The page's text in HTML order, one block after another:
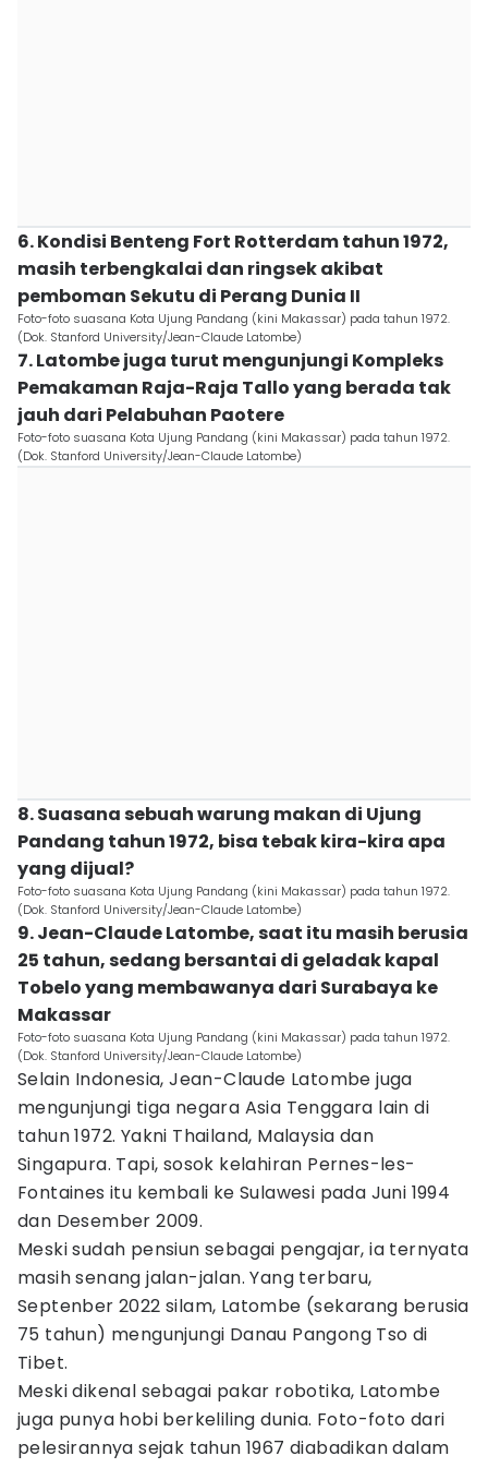
6. Kondisi Benteng Fort Rotterdam tahun 1972,
masih terbengkalai dan ringsek akibat
pemboman Sekutu di Perang Dunia II
Foto-foto suasana Kota Ujung Pandang (kini Makassar) pada tahun 1972.
(Dok. Stanford University/Jean-Claude Latombe)
7. Latombe juga turut mengunjungi Kompleks
Pemakaman Raja-Raja Tallo yang berada tak
jauh dari Pelabuhan Paotere
Foto-foto suasana Kota Ujung Pandang (kini Makassar) pada tahun 1972.
(Dok. Stanford University/Jean-Claude Latombe)
8. Suasana sebuah warung makan di Ujung
Pandang tahun 1972, bisa tebak kira-kira apa
yang dijual?
Foto-foto suasana Kota Ujung Pandang (kini Makassar) pada tahun 1972.
(Dok. Stanford University/Jean-Claude Latombe)
9. Jean-Claude Latombe, saat itu masih berusia
25 tahun, sedang bersantai di geladak kapal
Tobelo yang membawanya dari Surabaya ke
Makassar
Foto-foto suasana Kota Ujung Pandang (kini Makassar) pada tahun 1972.
(Dok. Stanford University/Jean-Claude Latombe)
Selain Indonesia, Jean-Claude Latombe juga
mengunjungi tiga negara Asia Tenggara lain di
tahun 1972. Yakni Thailand, Malaysia dan
Singapura. Tapi, sosok kelahiran Pernes-les-
Fontaines itu kembali ke Sulawesi pada Juni 1994
dan Desember 2009.
Meski sudah pensiun sebagai pengajar, ia ternyata
masih senang jalan-jalan. Yang terbaru,
Septenber 2022 silam, Latombe (sekarang berusia
75 tahun) mengunjungi Danau Pangong Tso di
Tibet.
Meski dikenal sebagai pakar robotika, Latombe
juga punya hobi berkeliling dunia. Foto-foto dari
pelesirannya sejak tahun 1967 diabadikan dalam